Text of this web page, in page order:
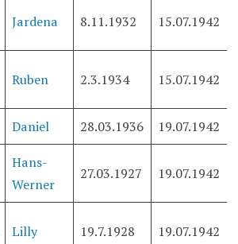
Jardena 8.11.1932 15.07.1942
Ruben 2.3.1934 15.07.1942
Daniel 28.03.1936 19.07.1942
Hans-
Werner
27.03.1927 19.07.1942
Lilly 19.7.1928 19.07.1942